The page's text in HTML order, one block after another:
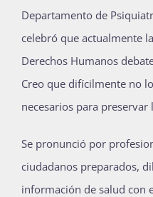
Departamento de
celebró que actualmente
Derechos Humanos
Creo que difícilmente no
necesarios para
Se pronunció por
ciudadanos preparados,
información de salud con